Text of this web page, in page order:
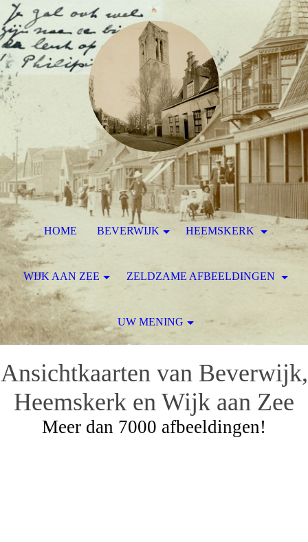
Ansichtkaarten van Beverwijk,
Heemskerk en Wijk aan Zee
Meer dan 7000 afbeeldingen!
HOME BEVERWIJK HEEMSKERK
WIJK AAN ZEE ZELDZAME AFBEELDINGEN
UW MENING